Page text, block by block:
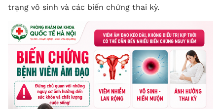
trạng vô sinh và các biến chứng thai kỳ.